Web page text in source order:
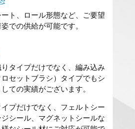
ート、ロール形態など、ご要望
での供給が可能です。
りタイプだけでなく、編み込み
セットブラシ）タイプでもシ
ての実績がございます。
イプだけでなく、フェルトシー
シール、マグネットシールな